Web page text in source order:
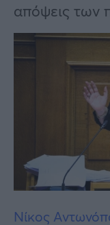
Γυναίκα
Καιρός
απόψεις των
Νίκος